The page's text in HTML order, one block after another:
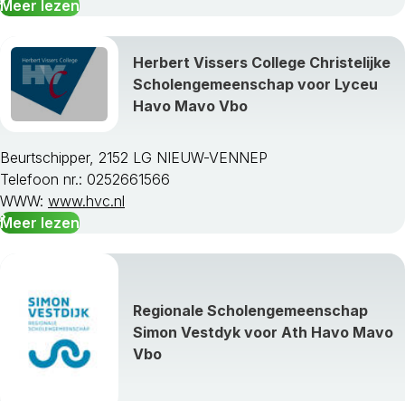
Meer lezen
Herbert Vissers College Christelijke
Scholengemeenschap voor Lyceu
Havo Mavo Vbo
Beurtschipper, 2152 LG NIEUW-VENNEP
Telefoon nr.: 0252661566
WWW: www.hvc.nl
Meer lezen
Regionale Scholengemeenschap
Simon Vestdyk voor Ath Havo Mavo
Vbo